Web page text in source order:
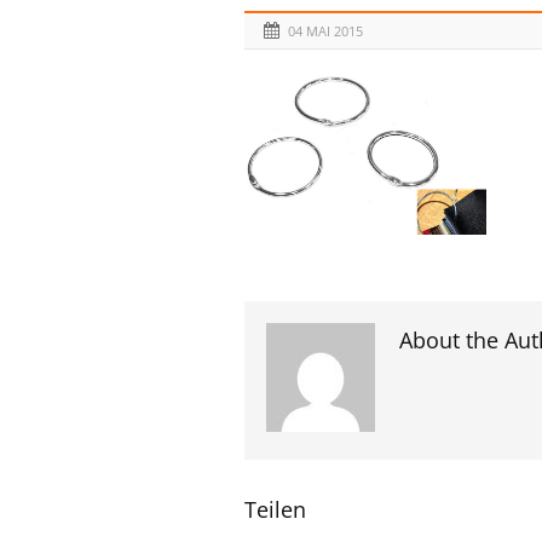
04 MAI 2015
About the
Teilen